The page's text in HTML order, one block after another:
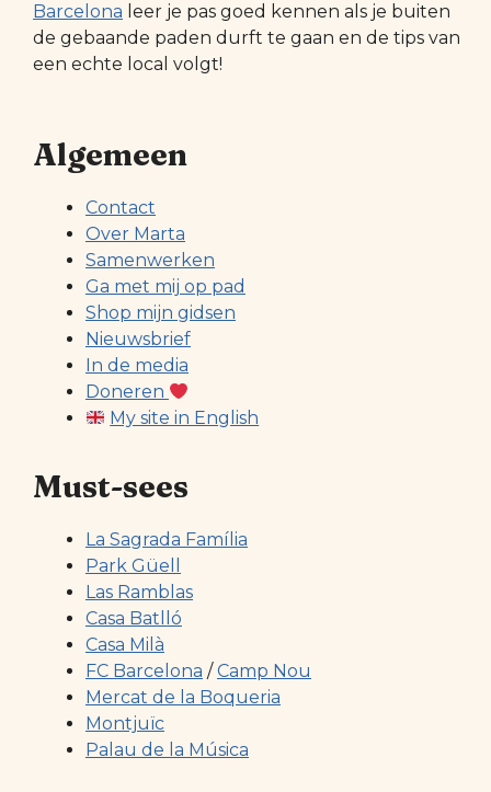
Barcelona leer je pas goed kennen als je buiten
de gebaande paden durft te gaan en de tips van
een echte local volgt!
Algemeen
Contact
Over Marta
Samenwerken
Ga met mij op pad
Shop mijn gidsen
Nieuwsbrief
In de media
Doneren
My site in English
Must-sees
La Sagrada Família
Park Güell
Las Ramblas
Casa Batlló
Casa Milà
FC Barcelona /Camp Nou
Mercat de la Boqueria
Montjuïc
Palau de la Música